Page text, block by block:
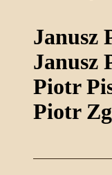
Janusz
Janusz
Piotr
Piotr